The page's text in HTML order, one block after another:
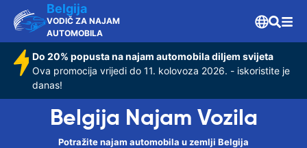
Belgija
VODIČ ZA NAJAM
AUTOMOBILA
Do 20% popusta na najam automobila diljem svijeta
Ova promocija vrijedi do 11. kolovoza 2026. - iskoristite je
danas!
Belgija Najam Vozila
Potražite najam automobila u zemlji Belgija